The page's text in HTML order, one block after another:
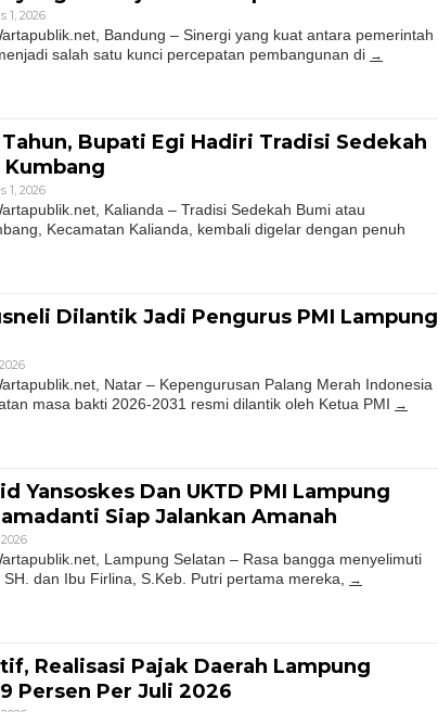
1, 2026
Bandung – Sinergi yang kuat antara pemerintah
salah satu kunci percepatan pembangunan di
Bupati Egi Hadiri Tradisi Sedekah
Kumbang
1, 2026
Kalianda – Tradisi Sedekah Bumi atau
Kecamatan Kalianda, kembali digelar dengan penuh
Dilantik Jadi Pengurus PMI Lampung
Natar – Kepengurusan Palang Merah Indonesia
masa bakti 2026-2031 resmi dilantik oleh Ketua PMI
Yansoskes Dan UKTD PMI Lampung
Siap Jalankan Amanah
Lampung Selatan – Rasa bangga menyelimuti
dan Ibu Firlina, S.Keb. Putri pertama mereka,
Realisasi Pajak Daerah Lampung
Persen Per Juli 2026